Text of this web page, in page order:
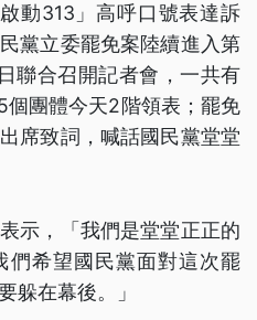
動313」高呼口號表達訴
黨立委罷免案陸續進入第
聯合召開記者會，一共有
個團體今天2階領表；罷免
席致詞，喊話國民黨堂堂
示，「我們是堂堂正正的
們希望國民黨面對這次罷
躲在幕後。」